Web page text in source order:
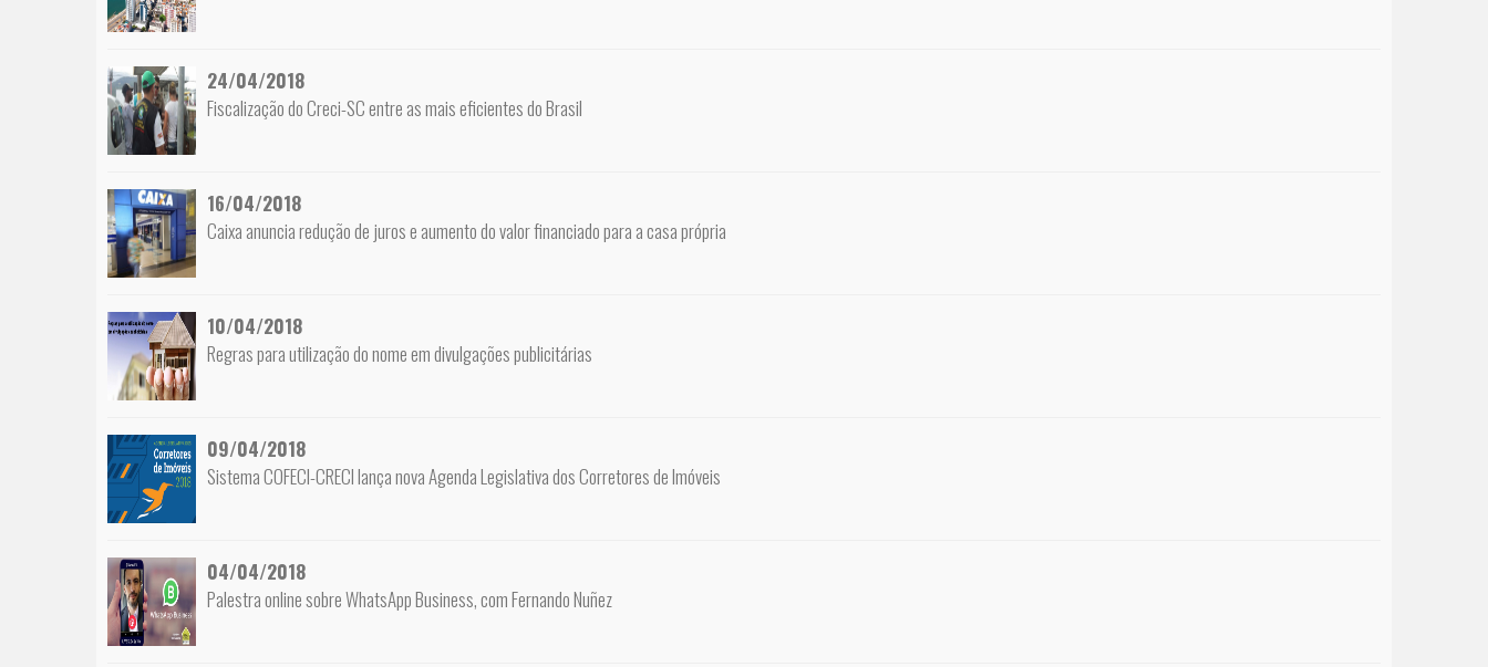
24/04/2018
Fiscalização do Creci-SC entre as mais eficientes do Brasil
16/04/2018
Caixa anuncia redução de juros e aumento do valor financiado para a casa própria
10/04/2018
Regras para utilização do nome em divulgações publicitárias
09/04/2018
Sistema COFECI-CRECI lança nova Agenda Legislativa dos Corretores de Imóveis
04/04/2018
Palestra online sobre WhatsApp Business, com Fernando Nuñez